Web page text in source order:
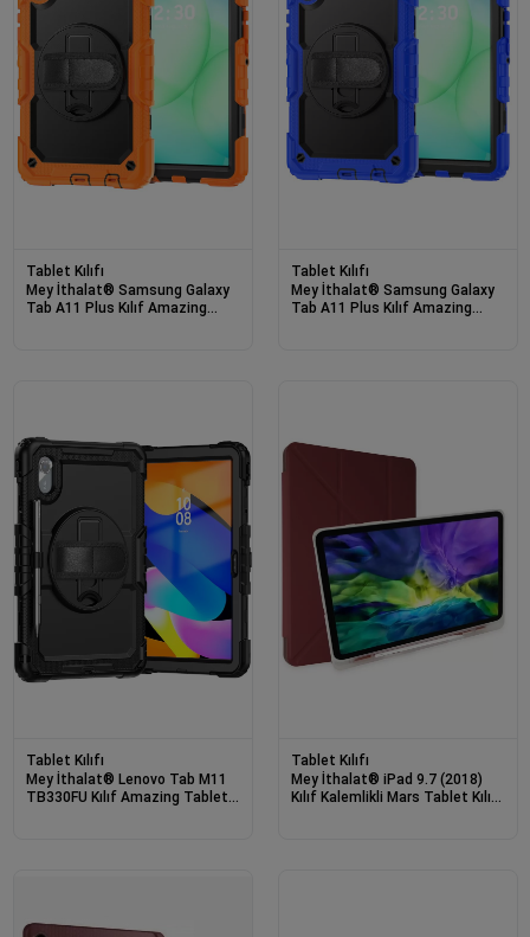
Tablet Kılıfı
Mey İthalat® Samsung Galaxy
Tab A11 Plus Kılıf Amazing
Tablet Kılıfı
Mey İthalat® Samsung Galaxy
Tab A11 Plus Kılıf Amazing
Tablet Kılıfı
Mey İthalat® Lenovo Tab M11
TB330FU Kılıf Amazing Tablet
Tablet Kılıfı
Mey İthalat® iPad 9.7 (2018)
Kılıf Kalemlikli Mars Tablet Kılıfı